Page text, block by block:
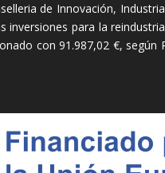
de Innovación,
para la
con 91.987,02 €, según